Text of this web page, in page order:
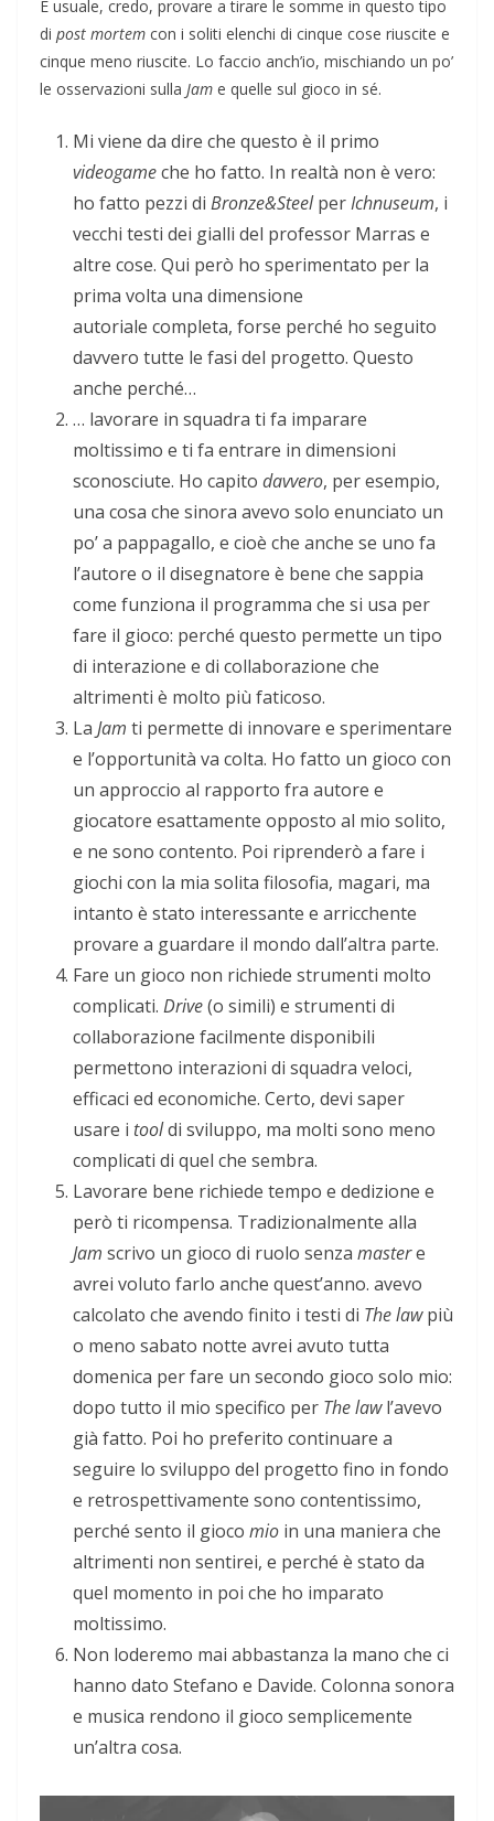
È usuale, credo, provare a tirare le somme in questo tipo
di post mortem con i soliti elenchi di cinque cose riuscite e
cinque meno riuscite. Lo faccio anch’io, mischiando un po’
le osservazioni sulla Jam e quelle sul gioco in sé.
Mi viene da dire che questo è il primo
videogameche ho fatto. In realtà non è vero:
ho fatto pezzi di Bronze&SteelperIchnuseum, i
vecchi testi dei gialli del professor Marras e
altre cose. Qui però ho sperimentato per la
prima volta una dimensione
autoriale completa, forse perché ho seguito
davvero tutte le fasi del progetto. Questo
anche perché…
… lavorare in squadra ti fa imparare
moltissimo e ti fa entrare in dimensioni
sconosciute. Ho capito davvero, per esempio,
una cosa che sinora avevo solo enunciato un
po’ a pappagallo, e cioè che anche se uno fa
l’autore o il disegnatore è bene che sappia
come funziona il programma che si usa per
fare il gioco: perché questo permette un tipo
di interazione e di collaborazione che
altrimenti è molto più faticoso.
La Jam ti permette di innovare e sperimentare
e l’opportunità va colta. Ho fatto un gioco con
un approccio al rapporto fra autore e
giocatore esattamente opposto al mio solito,
e ne sono contento. Poi riprenderò a fare i
giochi con la mia solita filosofia, magari, ma
intanto è stato interessante e arricchente
provare a guardare il mondo dall’altra parte.
Fare un gioco non richiede strumenti molto
complicati. Drive(o simili) e strumenti di
collaborazione facilmente disponibili
permettono interazioni di squadra veloci,
efficaci ed economiche. Certo, devi saper
usare i tooldi sviluppo, ma molti sono meno
complicati di quel che sembra.
Lavorare bene richiede tempo e dedizione e
però ti ricompensa. Tradizionalmente alla
Jam scrivo un gioco di ruolo senza mastere
avrei voluto farlo anche quest’anno. avevo
calcolato che avendo finito i testi di The lawpiù
o meno sabato notte avrei avuto tutta
domenica per fare un secondo gioco solo mio:
dopo tutto il mio specifico per The lawl’avevo
già fatto. Poi ho preferito continuare a
seguire lo sviluppo del progetto fino in fondo
e retrospettivamente sono contentissimo,
perché sento il gioco mio in una maniera che
altrimenti non sentirei, e perché è stato da
quel momento in poi che ho imparato
moltissimo.
Non loderemo mai abbastanza la mano che ci
hanno dato Stefano e Davide. Colonna sonora
e musica rendono il gioco semplicemente
un’altra cosa.